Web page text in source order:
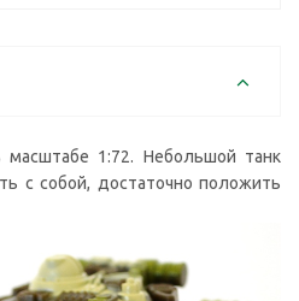
1:72. Небольшой танк
с собой, достаточно положить